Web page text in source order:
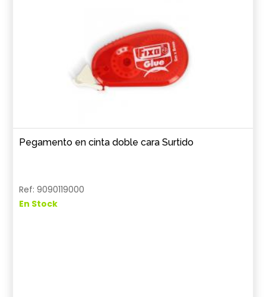
Pegamento en cinta doble cara Surtido
Ref: 9090119000
En Stock